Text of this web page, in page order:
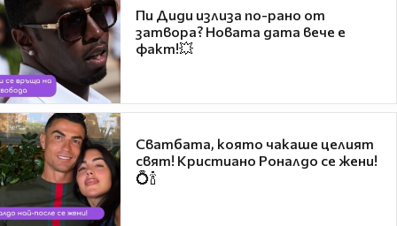
Пи Диди излиза по-рано от
затвора? Новата дата вече е
факт!💥
Сватбата, която чакаше целият
свят! Кристиано Роналдо се жени!
💍🍾